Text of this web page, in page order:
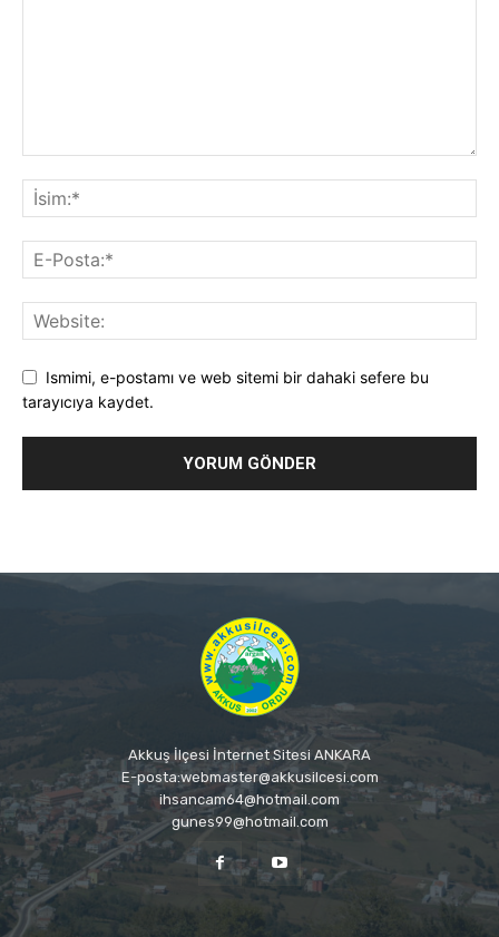
Ismimi, e-postamı ve web sitemi bir dahaki sefere bu
tarayıcıya kaydet.
Akkuş İlçesi İnternet Sitesi ANKARA
E-posta:webmaster@akkusilcesi.com
ihsancam64@hotmail.com
gunes99@hotmail.com